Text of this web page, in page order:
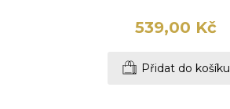
539,00 Kč
Přidat do košíku